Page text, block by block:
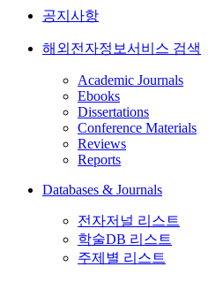
공지사항
해외전자정보서비스 검색
Academic Journals
Ebooks
Dissertations
Conference Materials
Reviews
Reports
Databases & Journals
전자저널 리스트
학술DB 리스트
주제별 리스트